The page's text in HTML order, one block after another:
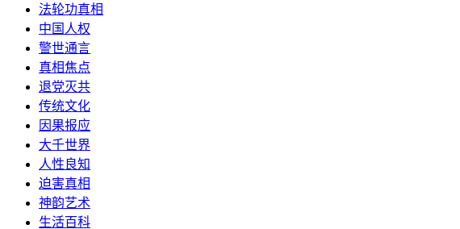
法轮功真相
中国人权
警世通言
真相焦点
退党灭共
传统文化
因果报应
大千世界
人性良知
迫害真相
神韵艺术
生活百科